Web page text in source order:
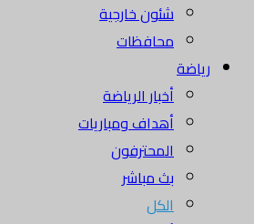
شئون خارجية
محافظات
رياضة
أخبار الرياضة
أهداف ومباريات
المحترفون
بث مباشر
الكل